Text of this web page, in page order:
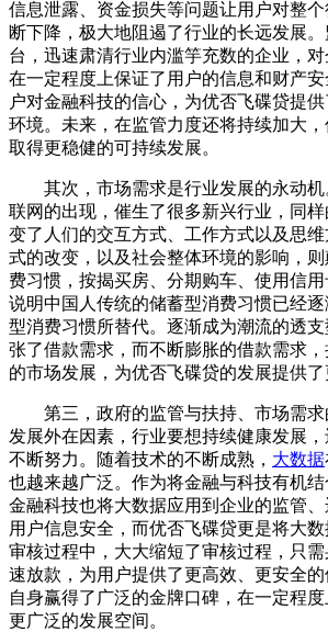
信息泄露、资金损失等问题让用户对整
断下降，极大地阻遏了行业的长远发展
台，迅速肃清行业内滥竽充数的企业，
在一定程度上保证了用户的信息和财产
户对金融科技的信心，为优否飞碟贷提
环境。未来，在监管力度还将持续加大
取得更稳健的可持续发展。
其次，市场需求是行业发展的永动机
联网的出现，催生了很多新兴行业，同
变了人们的交互方式、工作方式以及思
式的改变，以及社会整体环境的影响，
费习惯，按揭买房、分期购车、使用信
说明中国人传统的储蓄型消费习惯已经
型消费习惯所替代。逐渐成为潮流的透
张了借款需求，而不断膨胀的借款需求
的市场发展，为优否飞碟贷的发展提供了
第三，政府的监管与扶持、市场需求
发展外在因素，行业要想持续健康发展
不断努力。随着技术的不断成熟， 大数据
也越来越广泛。作为将金融与科技有机结
金融科技也将大数据应用到企业的监管
用户信息安全，而优否飞碟贷更是将大
审核过程中，大大缩短了审核过程，只
速放款，为用户提供了更高效、更安全
自身赢得了广泛的金牌口碑，在一定程
更广泛的发展空间。